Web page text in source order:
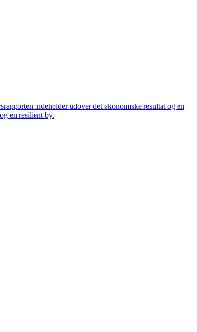
indeholder udover det økonomiske resultat og en
en resilient by.